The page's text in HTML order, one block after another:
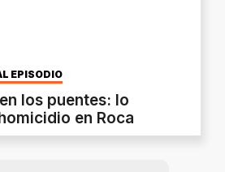
EPISODIO
los puentes: lo
en Roca